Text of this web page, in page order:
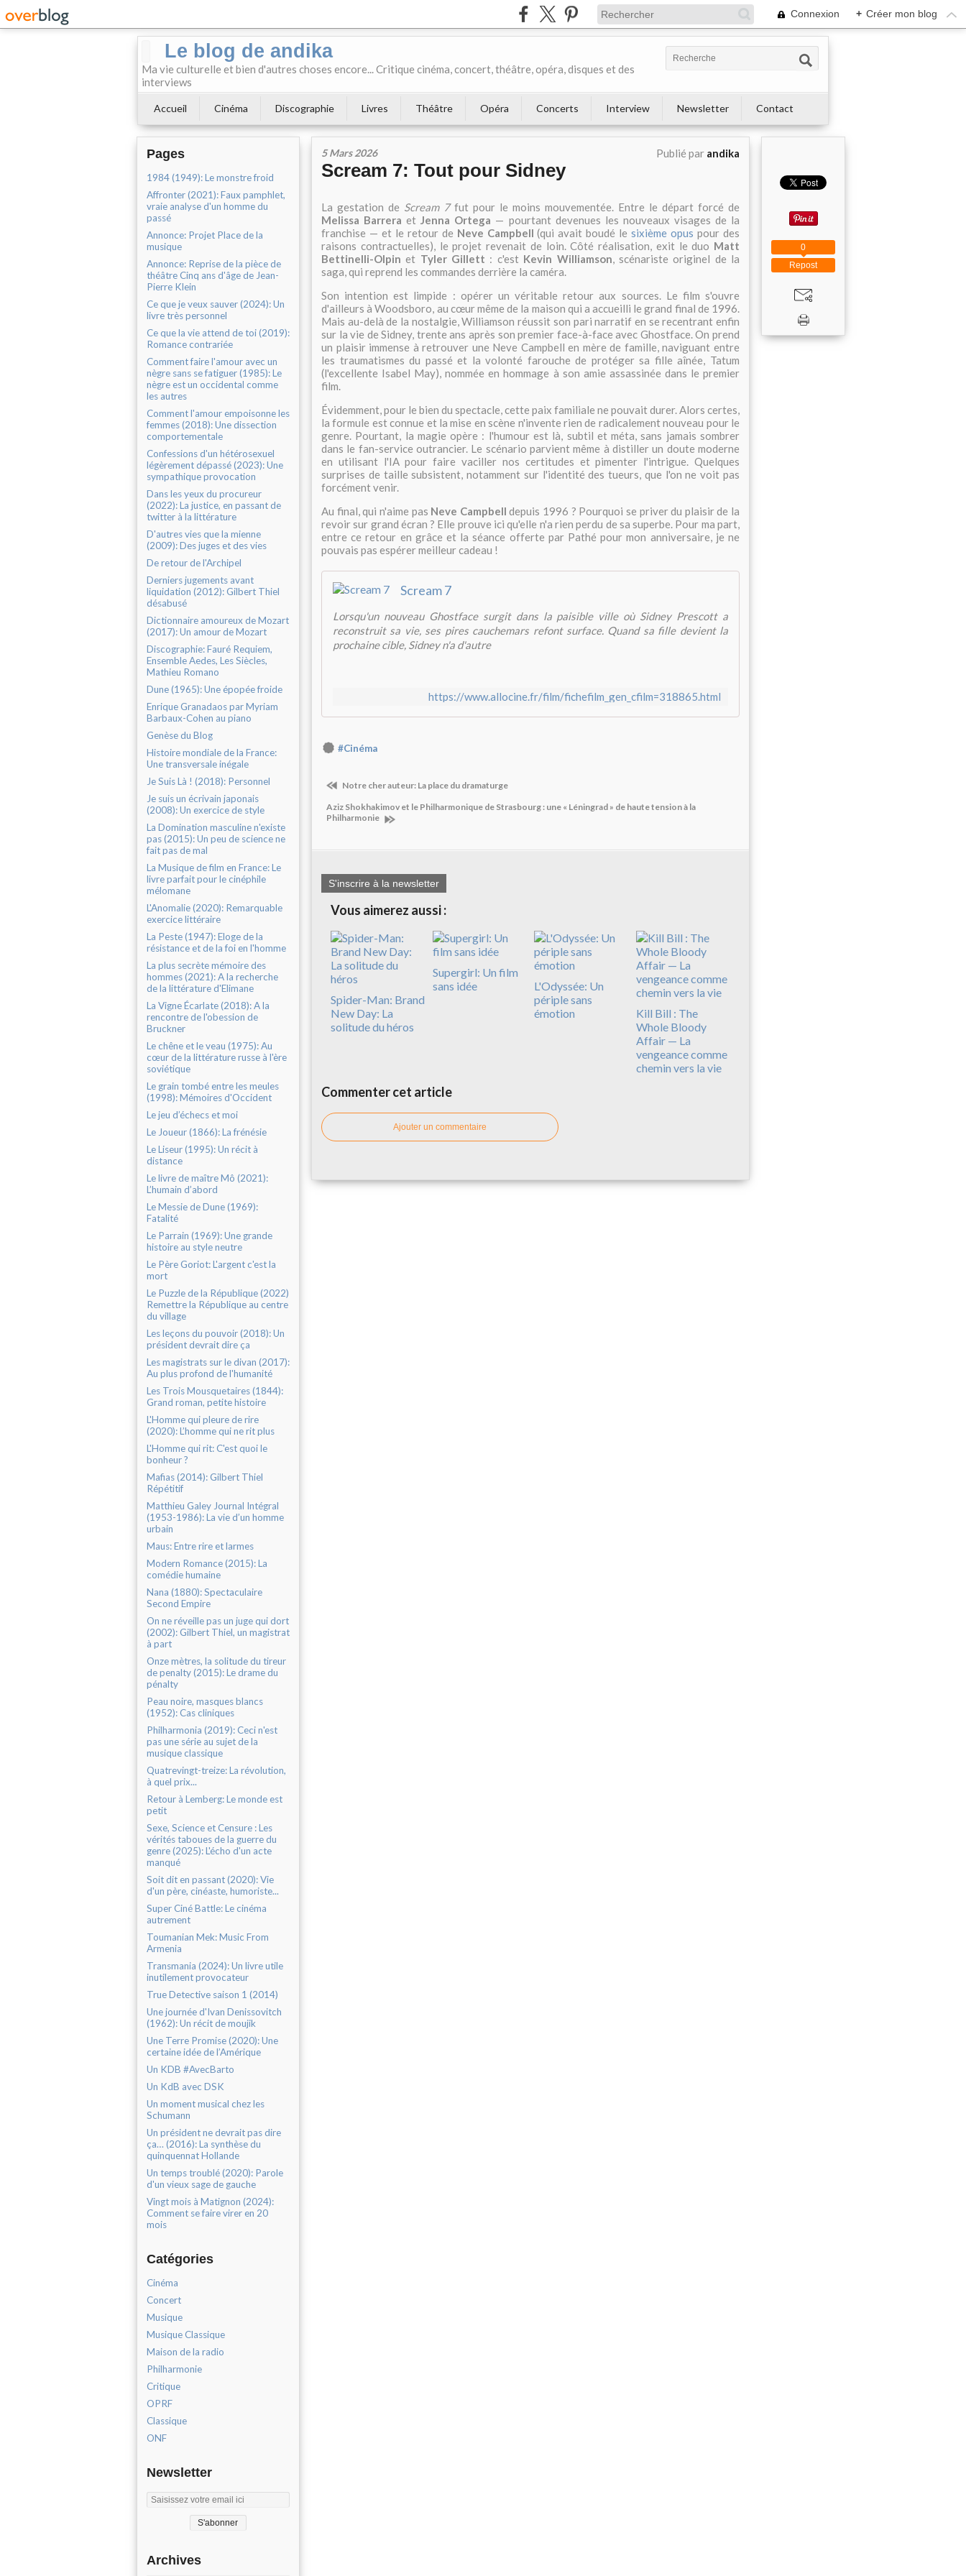
Connexion + Créer mon blog
Le blog de andika
Ma vie culturelle et bien d'autres choses encore... Critique cinéma, concert, théâtre, opéra, disques et des
interviews
Accueil Cinéma Discographie Livres Théâtre Opéra Concerts Interview Newsletter Contact
Pages
1984 (1949): Le monstre froid
Affronter (2021): Faux pamphlet,
vraie analyse d'un homme du
passé
Annonce: Projet Place de la
musique
Annonce: Reprise de la pièce de
théâtre Cinq ans d'âge de Jean-
Pierre Klein
Ce que je veux sauver (2024): Un
livre très personnel
Ce que la vie attend de toi (2019):
Romance contrariée
Comment faire l'amour avec un
nègre sans se fatiguer (1985): Le
nègre est un occidental comme
les autres
Comment l'amour empoisonne les
femmes (2018): Une dissection
comportementale
Confessions d'un hétérosexuel
légèrement dépassé (2023): Une
sympathique provocation
Dans les yeux du procureur
(2022): La justice, en passant de
twitter à la littérature
D'autres vies que la mienne
(2009): Des juges et des vies
De retour de l'Archipel
Derniers jugements avant
liquidation (2012): Gilbert Thiel
désabusé
Dictionnaire amoureux de Mozart
(2017): Un amour de Mozart
Discographie: Fauré Requiem,
Ensemble Aedes, Les Siècles,
Mathieu Romano
Dune (1965): Une épopée froide
Enrique Granadaos par Myriam
Barbaux-Cohen au piano
Genèse du Blog
Histoire mondiale de la France:
Une transversale inégale
Je Suis Là ! (2018): Personnel
Je suis un écrivain japonais
(2008): Un exercice de style
La Domination masculine n'existe
pas (2015): Un peu de science ne
fait pas de mal
La Musique de film en France: Le
livre parfait pour le cinéphile
mélomane
L'Anomalie (2020): Remarquable
exercice littéraire
La Peste (1947): Eloge de la
résistance et de la foi en l'homme
La plus secrète mémoire des
hommes (2021): A la recherche
de la littérature d'Elimane
La Vigne Écarlate (2018): A la
rencontre de l'obession de
Bruckner
Le chêne et le veau (1975): Au
cœur de la littérature russe à l'ère
soviétique
Le grain tombé entre les meules
(1998): Mémoires d'Occident
Le jeu d’échecs et moi
Le Joueur (1866): La frénésie
Le Liseur (1995): Un récit à
distance
Le livre de maître Mô (2021):
L’humain d’abord
Le Messie de Dune (1969):
Fatalité
Le Parrain (1969): Une grande
histoire au style neutre
Le Père Goriot: L'argent c'est la
mort
Le Puzzle de la République (2022)
Remettre la République au centre
du village
Les leçons du pouvoir (2018): Un
président devrait dire ça
Les magistrats sur le divan (2017):
Au plus profond de l'humanité
Les Trois Mousquetaires (1844):
Grand roman, petite histoire
L'Homme qui pleure de rire
(2020): L’homme qui ne rit plus
L'Homme qui rit: C'est quoi le
bonheur ?
Mafias (2014): Gilbert Thiel
Répétitif
Matthieu Galey Journal Intégral
(1953-1986): La vie d’un homme
urbain
Maus: Entre rire et larmes
Modern Romance (2015): La
comédie humaine
Nana (1880): Spectaculaire
Second Empire
On ne réveille pas un juge qui dort
(2002): Gilbert Thiel, un magistrat
à part
Onze mètres, la solitude du tireur
de penalty (2015): Le drame du
pénalty
Peau noire, masques blancs
(1952): Cas cliniques
Philharmonia (2019): Ceci n'est
pas une série au sujet de la
musique classique
Quatrevingt-treize: La révolution,
à quel prix...
Retour à Lemberg: Le monde est
petit
Sexe, Science et Censure : Les
vérités taboues de la guerre du
genre (2025): L'écho d'un acte
manqué
Soit dit en passant (2020): Vie
d'un père, cinéaste, humoriste...
Super Ciné Battle: Le cinéma
autrement
Toumanian Mek: Music From
Armenia
Transmania (2024): Un livre utile
inutilement provocateur
True Detective saison 1 (2014)
Une journée d'Ivan Denissovitch
(1962): Un récit de moujik
Une Terre Promise (2020): Une
certaine idée de l’Amérique
Un KDB #AvecBarto
Un KdB avec DSK
Un moment musical chez les
Schumann
Un président ne devrait pas dire
ça… (2016): La synthèse du
quinquennat Hollande
Un temps troublé (2020): Parole
d'un vieux sage de gauche
Vingt mois à Matignon (2024):
Comment se faire virer en 20
mois
Catégories
Cinéma
Concert
Musique
Musique Classique
Maison de la radio
Philharmonie
Critique
OPRF
Classique
ONF
Newsletter
Archives
5 Mars 2026 Publié par andika
Scream 7: Tout pour Sidney
La gestation de Scream 7 fut pour le moins mouvementée. Entre le départ forcé de
Melissa BarreraetJenna Ortega — pourtant devenues les nouveaux visages de la
franchise — et le retour de Neve Campbell (qui avait boudé lesixième opus pour des
raisons contractuelles), le projet revenait de loin. Côté réalisation, exit le duo Matt
Bettinelli-Olpin et Tyler Gillett : c'est Kevin Williamson, scénariste originel de la
saga, qui reprend les commandes derrière la caméra.
Son intention est limpide : opérer un véritable retour aux sources. Le film s'ouvre
d'ailleurs à Woodsboro, au cœur même de la maison qui a accueilli le grand final de 1996.
Mais au-delà de la nostalgie, Williamson réussit son pari narratif en se recentrant enfin
sur la vie de Sidney, trente ans après son premier face-à-face avec Ghostface. On prend
un plaisir immense à retrouver une Neve Campbell en mère de famille, naviguant entre
les traumatismes du passé et la volonté farouche de protéger sa fille aînée, Tatum
(l'excellente Isabel May), nommée en hommage à son amie assassinée dans le premier
film.
Évidemment, pour le bien du spectacle, cette paix familiale ne pouvait durer. Alors certes,
la formule est connue et la mise en scène n'invente rien de radicalement nouveau pour le
genre. Pourtant, la magie opère : l'humour est là, subtil et méta, sans jamais sombrer
dans le fan-service outrancier. Le scénario parvient même à distiller un doute moderne
en utilisant l'IA pour faire vaciller nos certitudes et pimenter l'intrigue. Quelques
surprises de taille subsistent, notamment sur l'identité des tueurs, que l'on ne voit pas
forcément venir.
Au final, qui n'aime pas Neve Campbell depuis 1996 ? Pourquoi se priver du plaisir de la
revoir sur grand écran ? Elle prouve ici qu'elle n'a rien perdu de sa superbe. Pour ma part,
entre ce retour en grâce et la séance offerte par Pathé pour mon anniversaire, je ne
pouvais pas espérer meilleur cadeau !
Scream 7
Lorsqu'un nouveau Ghostface surgit dans la paisible ville où Sidney Prescott a
reconstruit sa vie, ses pires cauchemars refont surface. Quand sa fille devient la
prochaine cible, Sidney n'a d'autre
https://www.allocine.fr/film/fichefilm_gen_cfilm=318865.html
#Cinéma
Notre cher auteur: La place du dramaturge
Aziz Shokhakimov et le Philharmonique de Strasbourg : une « Léningrad » de haute tension à la
Philharmonie
S'inscrire à la newsletter
Vous aimerez aussi :
Spider-Man: Brand
New Day: La
solitude du héros
Supergirl: Un film
sans idée
L'Odyssée: Un
périple sans
émotion
Kill Bill : The
Whole Bloody
Affair — La
vengeance comme
chemin vers la vie
Commenter cet article
Ajouter un commentaire
Repost
0